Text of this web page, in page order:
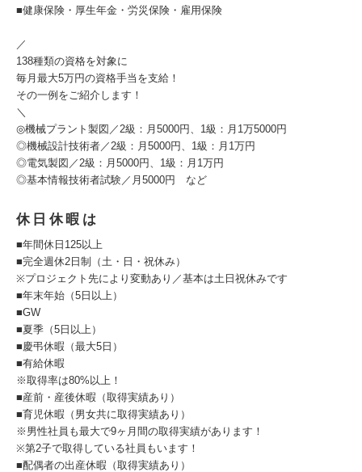
■健康保険・厚生年金・労災保険・雇用保険
／
138種類の資格を対象に
毎月最大5万円の資格手当を支給！
その一例をご紹介します！
＼
◎機械プラント製図／2級：月5000円、1級：月1万5000円
◎機械設計技術者／2級：月5000円、1級：月1万円
◎電気製図／2級：月5000円、1級：月1万円
◎基本情報技術者試験／月5000円 など
休日休暇は
■年間休日125以上
■完全週休2日制（土・日・祝休み）
※プロジェクト先により変動あり／基本は土日祝休みです
■年末年始（5日以上）
■GW
■夏季（5日以上）
■慶弔休暇（最大5日）
■有給休暇
※取得率は80%以上！
■産前・産後休暇（取得実績あり）
■育児休暇（男女共に取得実績あり）
※男性社員も最大で9ヶ月間の取得実績があります！
※第2子で取得している社員もいます！
■配偶者の出産休暇（取得実績あり）